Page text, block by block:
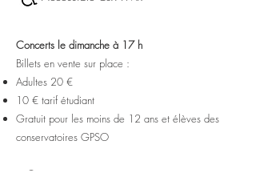
Concerts le dimanche à 17 h
Billets en vente sur place :
Adultes 20 €
10 € tarif étudiant
Gratuit pour les moins de 12 ans​ et élèves des
conservatoires GPSO
Contact